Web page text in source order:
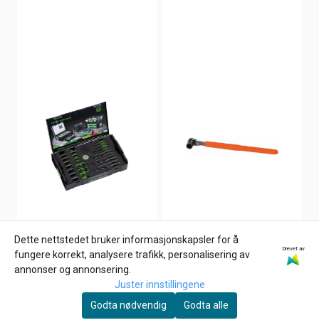
Dette nettstedet bruker informasjonskapsler for å
fungere korrekt, analysere trafikk, personalisering av
annonser og annonsering.
Drevet av
Juster innstillingene
Godta nødvendig
Godta alle